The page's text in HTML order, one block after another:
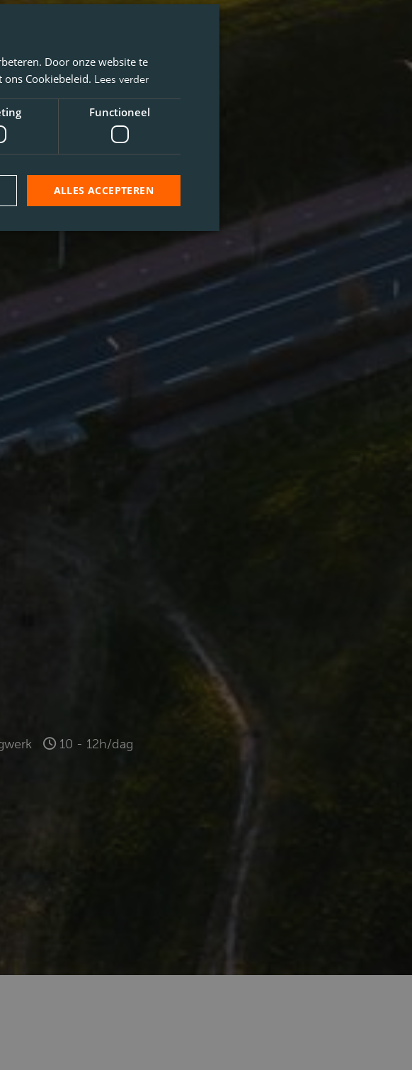
10 - 12h/dag
Door onze website te
Cookiebeleid. Lees verder
Functioneel
ALLES ACCEPTEREN